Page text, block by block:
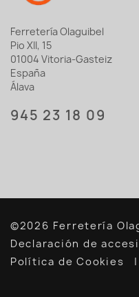
Ferretería Olaguibel
Pio XII, 15
01004 Vitoria-Gasteiz
España
Álava
945 23 18 09
©2026 Ferretería
Declaración de
Política de Cookies